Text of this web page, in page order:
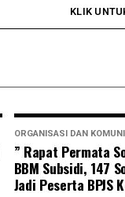
KLIK
ORGANISASI DAN
” Rapat Permata
BBM Subsidi, 147
Jadi Peserta BPJS